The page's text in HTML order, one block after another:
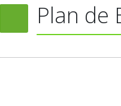
Plan de